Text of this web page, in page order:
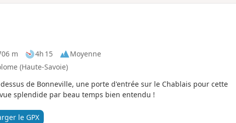
m 4h 15
Moyenne
(Haute-Savoie)
de Bonneville, une porte d'entrée sur le Chablais pour cette
splendide par beau temps bien entendu !
le GPX